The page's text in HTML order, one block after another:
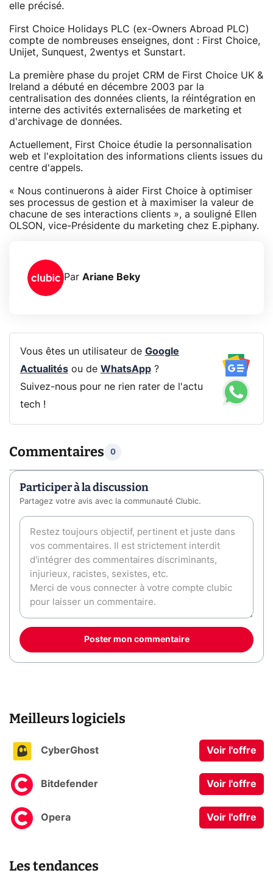
elle précisé.
First Choice Holidays PLC (ex-Owners Abroad PLC)
compte de nombreuses enseignes, dont : First Choice,
Unijet, Sunquest, 2wentys et Sunstart.
La première phase du projet CRM de First Choice UK &
Ireland a débuté en décembre 2003 par la
centralisation des données clients, la réintégration en
interne des activités externalisées de marketing et
d'archivage de données.
Actuellement, First Choice étudie la personnalisation
web et l'exploitation des informations clients issues du
centre d'appels.
« Nous continuerons à aider First Choice à optimiser
ses processus de gestion et à maximiser la valeur de
chacune de ses interactions clients », a souligné Ellen
OLSON, vice-Présidente du marketing chez E.piphany.
Par Ariane Beky
Vous êtes un utilisateur de Google
Actualitésou de WhatsApp?
Suivez-nous pour ne rien rater de l'actu
tech !
Commentaires 0
Participer à la discussion
Partagez votre avis avec la communauté Clubic.
Poster mon commentaire
Meilleurs logiciels
CyberGhost Voir l'offre
Bitdefender Voir l'offre
Opera Voir l'offre
Les tendances